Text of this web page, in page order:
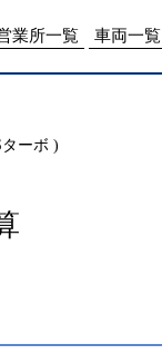
on line 15
業所一覧 車両一覧
ーボ )